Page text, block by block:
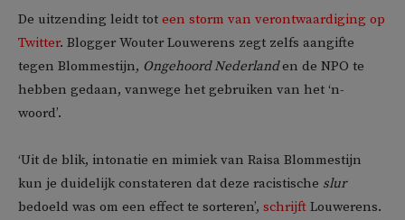
De uitzending leidt tot een storm van verontwaardiging op
Twitter. Blogger Wouter Louwerens zegt zelfs aangifte
tegen Blommestijn, Ongehoord Nederlanden de NPO te
hebben gedaan, vanwege het gebruiken van het ‘n-
woord’.
‘Uit de blik, intonatie en mimiek van Raisa Blommestijn
kun je duidelijk constateren dat deze racistische slur
bedoeld was om een effect te sorteren’, schrijft Louwerens.